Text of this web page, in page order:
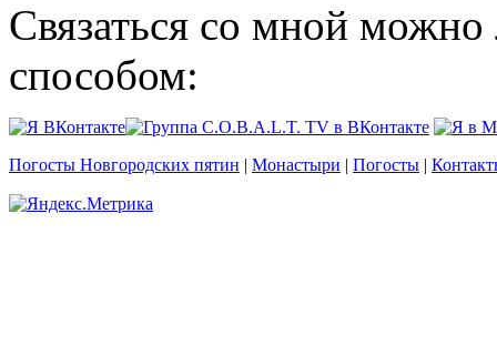
Связаться со мной
способом:
Погосты Новгородских пятин | Монастыри | Погосты |